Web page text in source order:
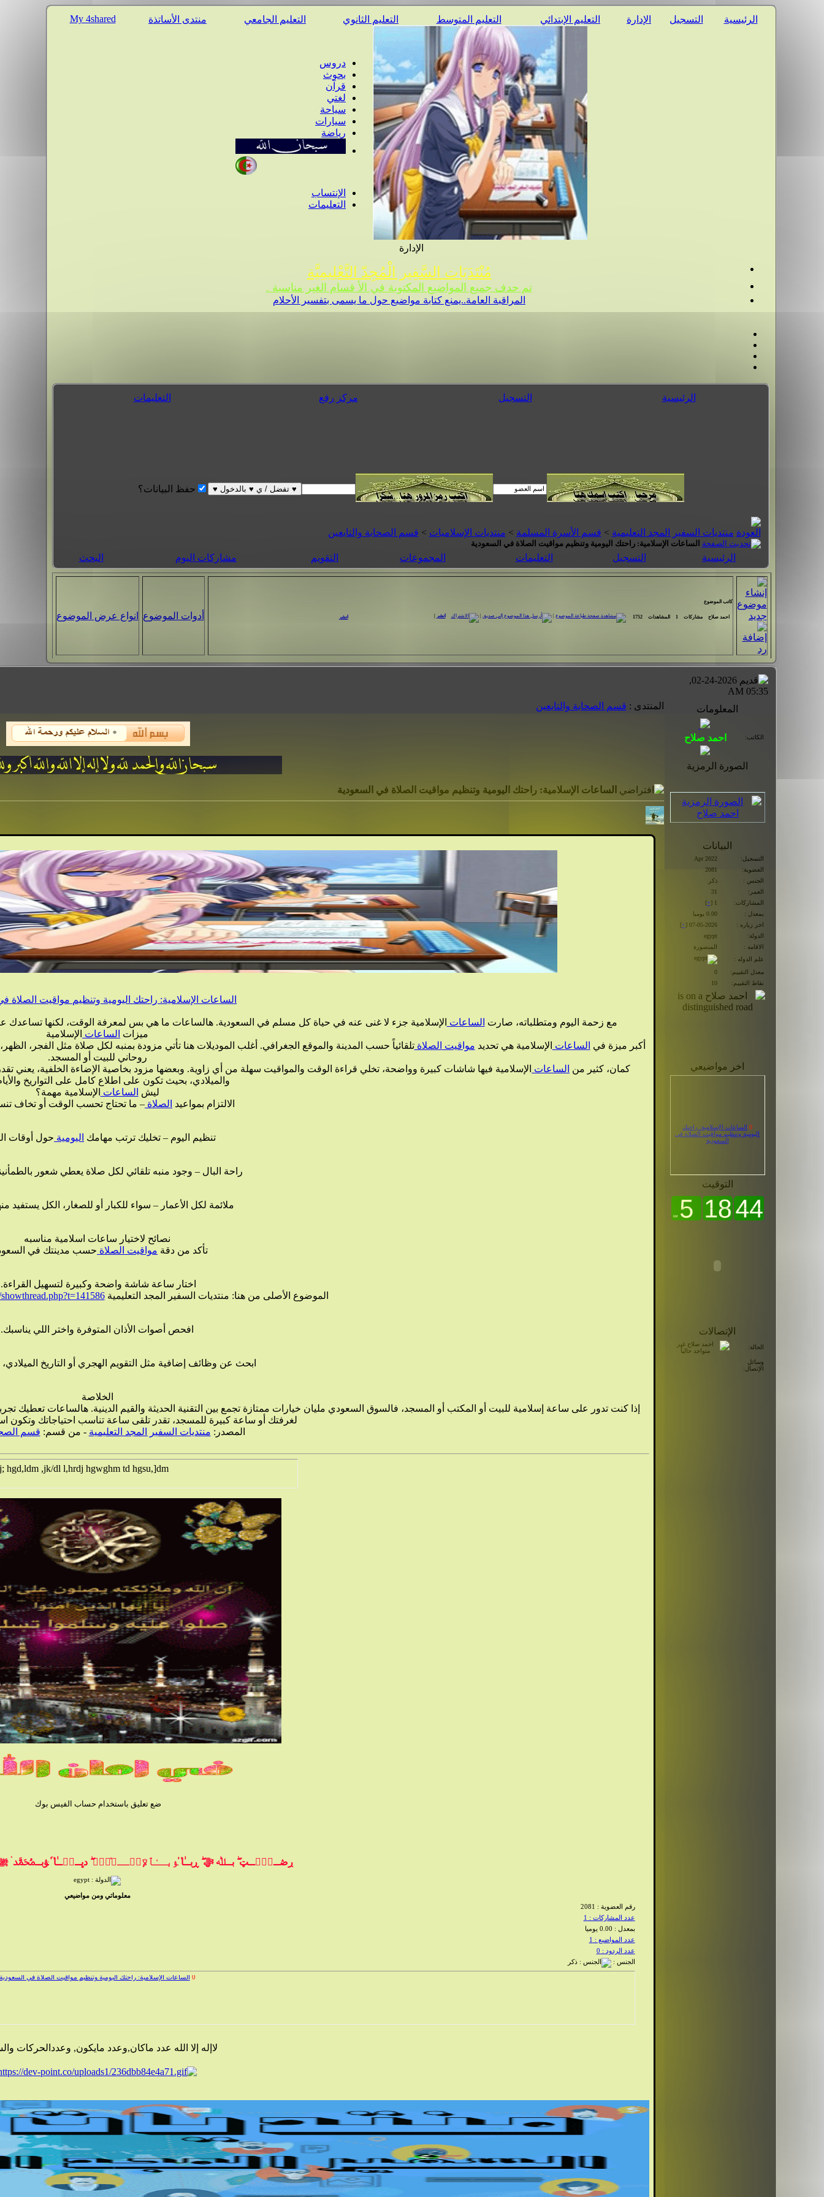
الرئيسية التسجيل الإدارة التعليم الإبتدائي التعليم المتوسط التعليم الثانوي التعليم الجامعي منتدى الأساتذة My 4shared
دروس
بحوث
قرآن
لغتي
سياحة
سيارات
رياضة
الإنتساب
التعليمات
الإدارة
مُنْتَدَيَات السَّفِير الْمُجِدّ التَّعْلِيمِيَّة
تم حدف جميع المواضيع المكتوبة في الأ قسام الغير مناسبة .
المراقبة العامة..يمنع كتابة مواضيع حول ما يسمى بتفسير الأحلام
الرئيسية التسجيل مركز رفع التعليمات
حفظ البيانات؟
منتديات السفير المجد التعليمية > قسم الأسرة المسلمة > منتديات الإسلاميات > قسم الصحابة والتابعين
الساعات الإسلامية: راحتك اليومية وتنظيم مواقيت الصلاة في السعودية
الرئيسية التسجيل التعليمات المجموعات التقويم مشاركات اليوم البحث
كاتب الموضوع
احمد صلاح مشاركات 1 المشاهدات 1752
| انشر انشر أدوات الموضوع انواع عرض الموضوع
02-24-2026,
05:35 AM
المعلومات
الكاتب:
الصورة الرمزية
البيانات
التسجيل:
Apr 2022
العضوية:
2081
الجنس :
ذكر
العمر:
31
المشاركات:
1 [
+
]
بمعدل :
0.00 يوميا
اخر زياره :
07-05-2026 [
+
]
الدولة:
egypt
الاقامه :
المنصورة
علم الدوله :
معدل التقييم:
0
نقاط التقييم:
10
اخر مواضيعي
السعودية
التوقيت
الإتصالات
الحالة:
وسائل
الإتصال:
المنتدى : قسم الصحابة والتابعين
الساعات الإسلامية: راحتك اليومية وتنظيم مواقيت الصلاة في السعودية
الساعات الإسلامية: راحتك اليومية وتنظيم مواقيت الصلاة
مع زحمة اليوم ومتطلباته، صارت الساعات الإسلامية جزء لا غنى عنه في حياة كل مسلم في السعودية. هالساعات ما هي بس لمعرفة الوقت، لكنها تساعدك
ميزات الساعات الإسلامية
أكبر ميزة في الساعات الإسلامية هي تحديد مواقيت الصلاةتلقائياً حسب المدينة والموقع الجغرافي. أغلب الموديلات هنا تأتي مزودة بمنبه لكل صلاة مثل الفجر،
روحاني للبيت أو المسجد.
كمان، كثير من الساعات الإسلامية فيها شاشات كبيرة وواضحة، تخلي قراءة الوقت والمواقيت سهلة من أي زاوية. وبعضها مزود بخاصية الإضاءة الخلفية،
والميلادي، بحيث تكون على اطلاع كامل على التواريخ
ليش الساعات الإسلامية مهمة؟
الالتزام بمواعيد الصلاة – ما تحتاج تحسب الوقت أو تخاف
تنظيم اليوم – تخليك ترتب مهامك اليومية حول أوقات
راحة البال – وجود منبه تلقائي لكل صلاة يعطي شعور
ملائمة لكل الأعمار – سواء للكبار أو للصغار، الكل يستفيد
نصائح لاختيار ساعات اسلامية مناسبه
تأكد من دقة مواقيت الصلاة حسب مدينتك في
اختار ساعة شاشة واضحة وكبيرة لتسهيل القراءة.
الموضوع الأصلى من هنا: منتديات السفير المجد التعليمية
افحص أصوات الأذان المتوفرة واختر اللي يناسبك.
ابحث عن وظائف إضافية مثل التقويم الهجري أو التاريخ
الخلاصة
إذا كنت تدور على ساعة إسلامية للبيت أو المكتب أو المسجد، فالسوق السعودي مليان خيارات ممتازة تجمع بين التقنية الحديثة والقيم الدينية. هالساعات
لغرفتك أو ساعة كبيرة للمسجد، تقدر تلقى ساعة تناسب احتياجاتك وتكون
المصدر: منتديات السفير المجد التعليمية - من قسم: قسم
hgd,ldm ,jk/dl l,hrdj hgwghm td hgsu,]dm
ضع تعليق باستخدام حساب الفيس بوك
ڔڞــﯧْۧــټ ۖ بــﷲ ﷻ ۖ ڕبــٰ̍ا̍ ﯣبــٰٱ̍ﻹڛۣــﻼ̍ۙمۭ ۖ دڀــڼۨــٰ̍ا̍ ۛ ּﯟبــﷴ
معلوماتي ومن مواضيعي
رقم العضوية : 2081
عدد المشاركات : 1
بمعدل : 0.00 يوميا
عدد المواضيع : 1
عدد الردود : 0
الجنس :
لاإله إلا الله عدد ماكان,وعدد مايكون, وعددالحركات